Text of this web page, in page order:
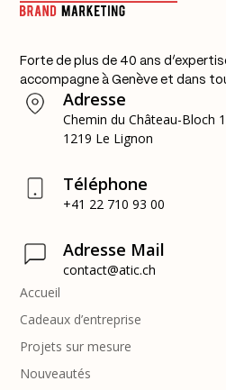
Forte de plus de 40 ans
accompagne à Genève et dans
Accueil
Cadeaux d’entreprise
Projets sur mesure
Nouveautés
Adresse
Chemin du Château-Bloch
1219 Le Lignon
Téléphone
+41 22 710 93 00
Adresse Mail
contact@atic.ch